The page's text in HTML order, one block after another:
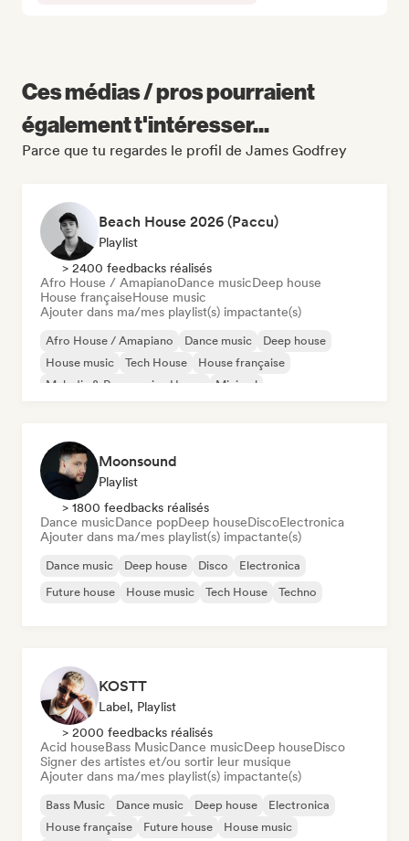
Ces médias / pros pourraient
également t'intéresser...
Parce que tu regardes le profil de James Godfrey
Beach House 2026 (Paccu)
Playlist
> 2400 feedbacks réalisés
Afro House / AmapianoDance musicDeep house
House françaiseHouse music
Ajouter dans ma/mes playlist(s) impactante(s)
Afro House / Amapiano Dance music
Deep house
House music
Tech House
House française
Melodic & Progressive House
Minimal
Moonsound
Playlist
> 1800 feedbacks réalisés
Dance musicDance popDeep houseDiscoElectronica
Ajouter dans ma/mes playlist(s) impactante(s)
Dance music Deep house Disco
Electronica
Future house
House music Tech House Techno
KOSTT
Label, Playlist
> 2000 feedbacks réalisés
Acid houseBass MusicDance musicDeep houseDisco
Signer des artistes et/ou sortir leur musique
Ajouter dans ma/mes playlist(s) impactante(s)
Bass Music Dance music Deep house
Electronica
House française
Future house
House music